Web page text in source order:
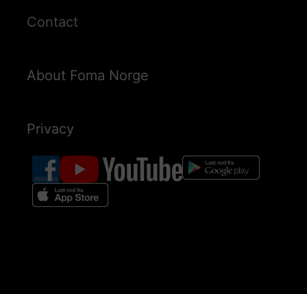
Contact
About Foma Norge
Privacy